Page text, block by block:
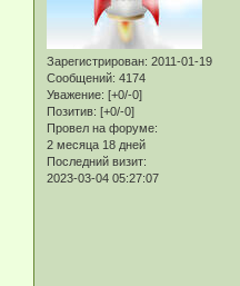
Зарегистрирован: 2011-01-19
Сообщений: 4174
Уважение: [+0/-0]
Позитив: [+0/-0]
Провел на форуме:
2 месяца 18 дней
Последний визит:
2023-03-04 05:27:07